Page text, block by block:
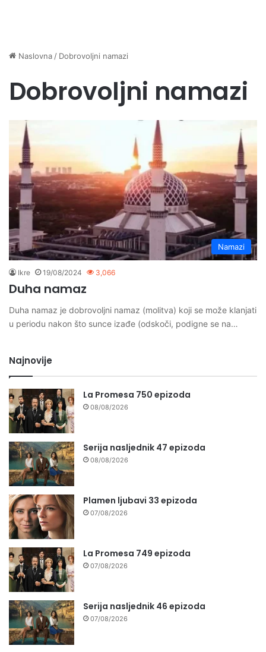
Naslovna / Dobrovoljni namazi
Dobrovoljni namazi
Namazi
Ikre 19/08/2024 3,066
Duha namaz
Duha namaz je dobrovoljni namaz (molitva) koji se može klanjati
u periodu nakon što sunce izađe (odskoči, podigne se na…
Najnovije
La Promesa 750 epizoda
08/08/2026
Serija nasljednik 47 epizoda
08/08/2026
Plamen ljubavi 33 epizoda
07/08/2026
La Promesa 749 epizoda
07/08/2026
Serija nasljednik 46 epizoda
07/08/2026